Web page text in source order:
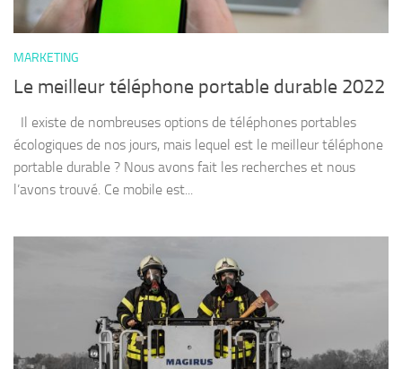
MARKETING
Le meilleur téléphone portable durable 2022
Il existe de nombreuses options de téléphones portables
écologiques de nos jours, mais lequel est le meilleur téléphone
portable durable ? Nous avons fait les recherches et nous
l’avons trouvé. Ce mobile est...